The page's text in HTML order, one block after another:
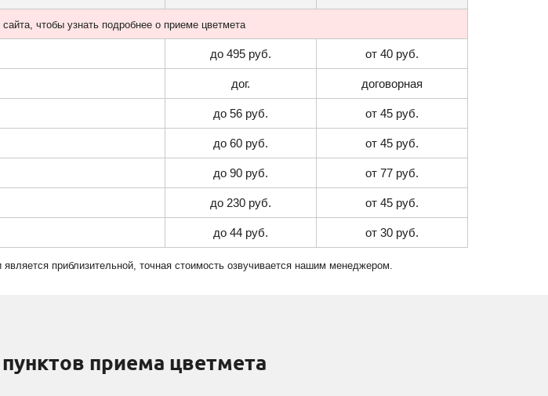
чтобы узнать подробнее о приеме цветмета
до 495 руб. от 40 руб.
дог. договорная
до 56 руб. от 45 руб.
до 60 руб. от 45 руб.
до 90 руб. от 77 руб.
до 230 руб. от 45 руб.
до 44 руб. от 30 руб.
приблизительной, точная стоимость озвучивается нашим менеджером.
приема цветмета